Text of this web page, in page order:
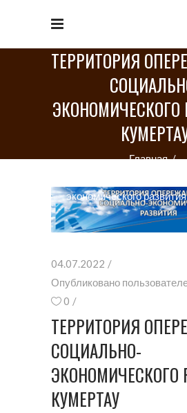
ТЕРРИТОРИЯ
ЭКОНОМИЧЕСКОГО
Главная/
экономического
04.07.2022
Опубликовано
0
ТЕРРИТОРИЯ
СОЦИАЛЬНО-
ЭКОНОМИЧЕСКОГО
КУМЕРТАУ